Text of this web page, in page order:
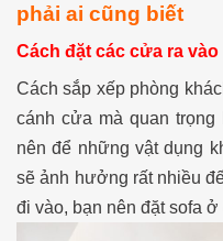
phải ai cũng biết
Cách đặt các cửa ra
Cách sắp xếp phòng
cánh cửa mà quan trọng
nên để những vật dụng
sẽ ảnh hưởng rất nhiều
đi vào, bạn nên đặt sofa